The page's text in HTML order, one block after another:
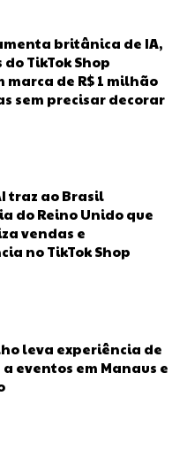
britânica de IA,
TikTok Shop
marca de R$ 1 milhão
sem precisar decorar
traz ao Brasil
do Reino Unido que
vendas e
no TikTok Shop
leva experiência de
eventos em Manaus e